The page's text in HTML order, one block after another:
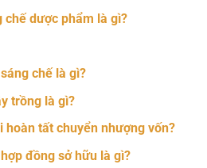
chế dược phẩm là gì?
chế là gì?
trồng là gì?
tất chuyển nhượng vốn?
đồng sở hữu là gì?